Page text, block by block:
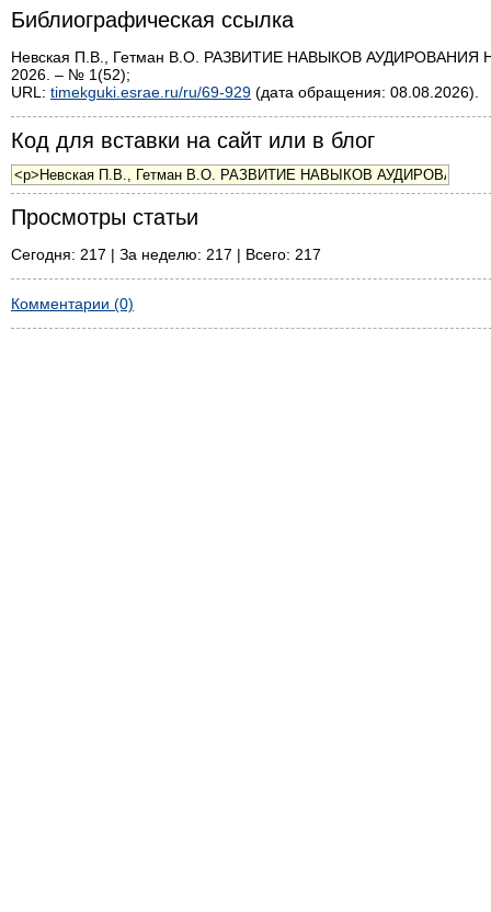
Библиографическая ссылка
Невская П.В., Гетман В.О. РАЗВИТИЕ НАВЫКОВ
2026. – № 1(52);
URL: timekguki.esrae.ru/ru/69-929 (дата обращения: 08.08.2026).
Код для вставки на сайт или в блог
Просмотры статьи
Сегодня: 217 | За неделю: 217 | Всего: 217
Комментарии (0)